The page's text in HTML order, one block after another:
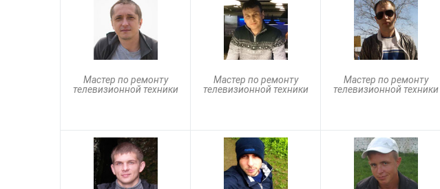
Мастер по ремонту
телевизионной техники
Мастер по ремонту
телевизионной техники
Мастер по ремонту
телевизионной техники